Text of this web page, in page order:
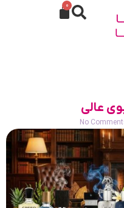
0
عالی
No